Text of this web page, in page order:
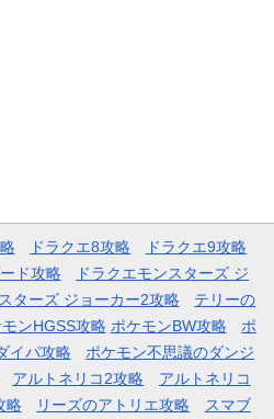
ドラクエ8攻略
ドラクエ9攻略
ド攻略
ドラクエモンスターズ ジ
ターズ ジョーカー2攻略
テリーの
ンHGSS攻略 ポケモンBW攻略
ポ
イパ攻略
ポケモン不思議のダンジ
アルトネリコ2攻略
アルトネリコ
略 リーズのアトリエ攻略 スマブ